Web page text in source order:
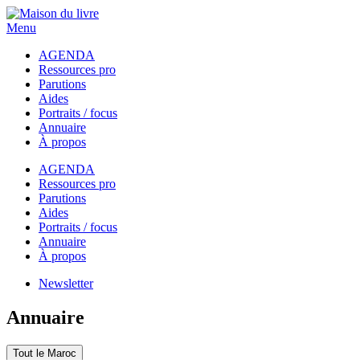
Menu
AGENDA
Ressources pro
Parutions
Aides
Portraits / focus
Annuaire
À propos
AGENDA
Ressources pro
Parutions
Aides
Portraits / focus
Annuaire
À propos
Newsletter
Annuaire
Tout le Maroc